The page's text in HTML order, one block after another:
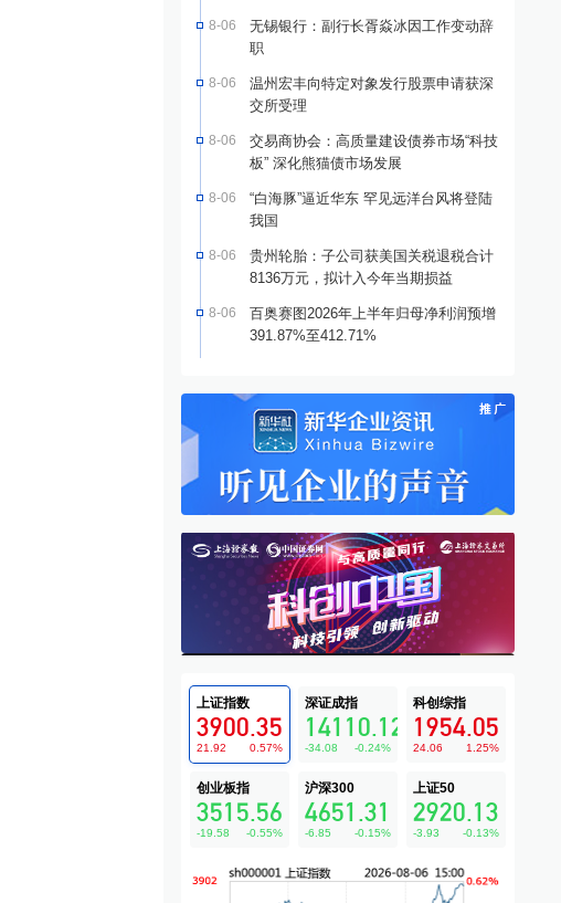
8-06
无锡银行：副行长胥焱冰因工作变动辞
职
8-06
温州宏丰向特定对象发行股票申请获深
交所受理
8-06
交易商协会：高质量建设债券市场“科技
板” 深化熊猫债市场发展
8-06
“白海豚”逼近华东 罕见远洋台风将登陆
我国
8-06
贵州轮胎：子公司获美国关税退税合计
8136万元，拟计入今年当期损益
8-06
百奥赛图2026年上半年归母净利润预增
391.87%至412.71%
上证指数
3900.35
21.92 0.57%
深证成指
14110.12
-34.08 -0.24%
科创综指
1954.05
24.06 1.25%
创业板指
3515.56
-19.58 -0.55%
沪深300
4651.31
-6.85 -0.15%
上证50
2920.13
-3.93 -0.13%